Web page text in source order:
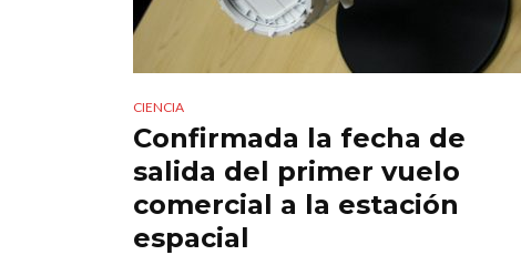
CIENCIA
Confirmada la fecha de
salida del primer vuelo
comercial a la estación
espacial